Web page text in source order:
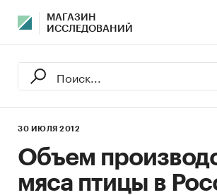
МАГАЗИН
ИССЛЕДОВАНИЙ
30 ИЮЛЯ 2012
Объем
мяса птицы в